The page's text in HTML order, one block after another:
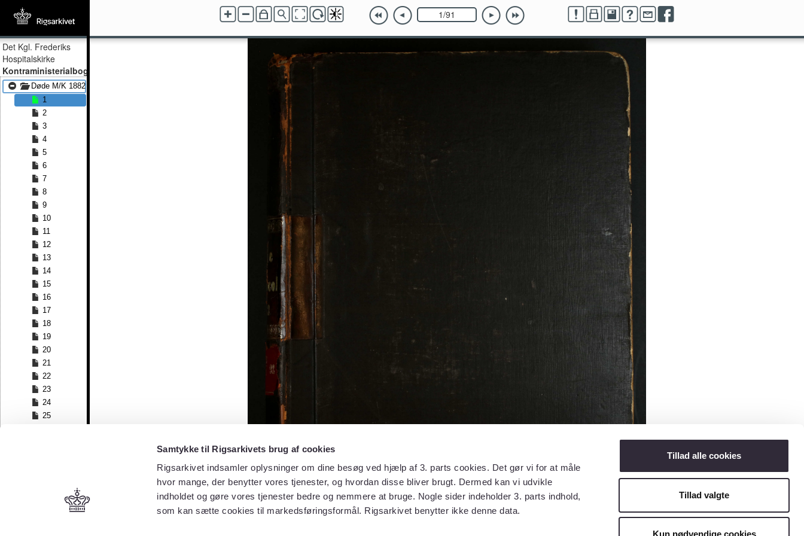
Samtykke til Rigsarkivets brug af cookies
Rigsarkivet indsamler oplysninger om dine besøg ved hjælp af 3. parts cookies. Det gør vi for at måle
hvor mange, der benytter vores tjenester, og hvordan disse bliver brugt. Dermed kan vi udvikle
indholdet og gøre vores tjenester bedre og nemmere at bruge. Nogle sider indeholder 3. parts indhold,
som kan sætte cookies til markedsføringsformål. Rigsarkivet benytter ikke denne data.
Tillad alle cookies
Tillad valgte
Kun nødvendige cookies
Det Kgl. Frederiks
Hospitalskirke
Kontraministerialbog
Døde M/K 1882 - Døde M/K 1892
1
2
3
4
5
6
7
8
9
10
11
12
13
14
15
16
17
18
19
20
21
22
23
24
25